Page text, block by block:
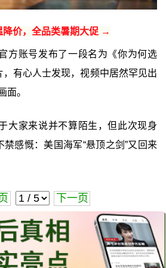
降价，全品类暑期大促 →
方账号发布了一段名为《你为何选
有心人士发现，视频中居然罕见出
面。
大家来说并不算陌生，但此次现身
感慨：美国海军“悬顶之剑”又回来
下一页